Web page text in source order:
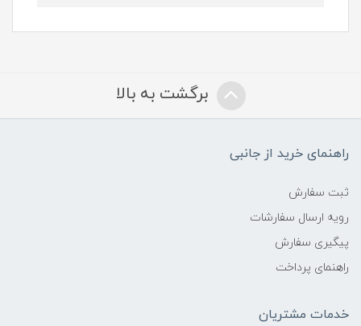
برگشت به بالا
راهنمای خرید از جانبی
ثبت سفارش
رویه ارسال سفارشات
پیگیری سفارش
راهنمای پرداخت
خدمات مشتریان